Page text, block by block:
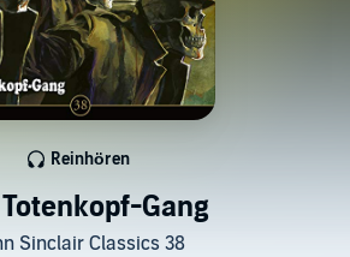
Gang
Sinclair Classics 38
Reinhören